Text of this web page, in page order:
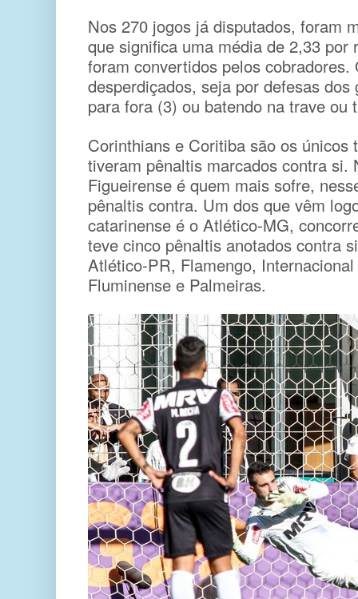
Nos 270 jogos já disputados, foram
que significa uma média de 2,33 por
foram convertidos pelos cobradores.
desperdiçados, seja por defesas
para fora (3) ou batendo na trave ou
Corinthians e Coritiba são os únicos
tiveram pênaltis marcados contra si.
Figueirense é quem mais sofre,
pênaltis contra. Um dos que vêm
catarinense é o Atlético-MG,
teve cinco pênaltis anotados contra
Atlético-PR, Flamengo,
Fluminense e Palmeiras.